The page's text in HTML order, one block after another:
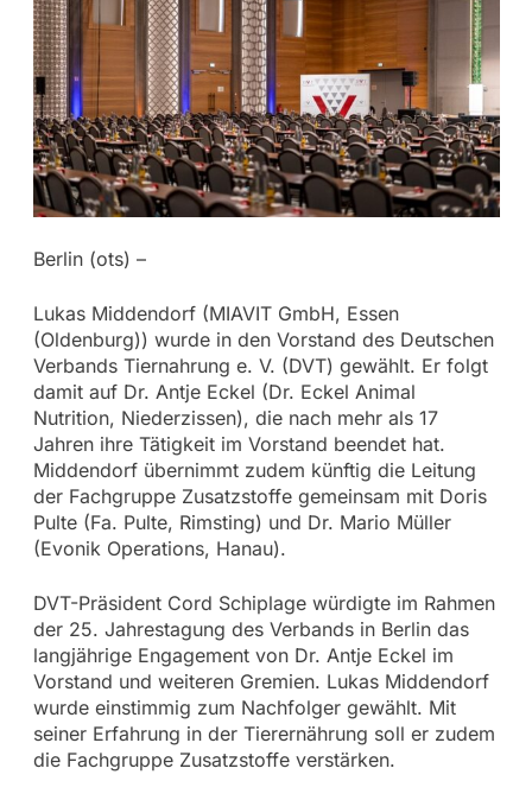
Berlin (ots) –
Lukas Middendorf (MIAVIT GmbH, Essen
(Oldenburg)) wurde in den Vorstand des Deutschen
Verbands Tiernahrung e. V. (DVT) gewählt. Er folgt
damit auf Dr. Antje Eckel (Dr. Eckel Animal
Nutrition, Niederzissen), die nach mehr als 17
Jahren ihre Tätigkeit im Vorstand beendet hat.
Middendorf übernimmt zudem künftig die Leitung
der Fachgruppe Zusatzstoffe gemeinsam mit Doris
Pulte (Fa. Pulte, Rimsting) und Dr. Mario Müller
(Evonik Operations, Hanau).
DVT-Präsident Cord Schiplage würdigte im Rahmen
der 25. Jahrestagung des Verbands in Berlin das
langjährige Engagement von Dr. Antje Eckel im
Vorstand und weiteren Gremien. Lukas Middendorf
wurde einstimmig zum Nachfolger gewählt. Mit
seiner Erfahrung in der Tierernährung soll er zudem
die Fachgruppe Zusatzstoffe verstärken.